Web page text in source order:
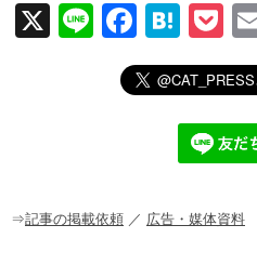
X
Li
F
a
c
o
H
at
e
n
a
P
o
ck
et
⇒記事の掲載依頼 ／ 広告・媒体資料